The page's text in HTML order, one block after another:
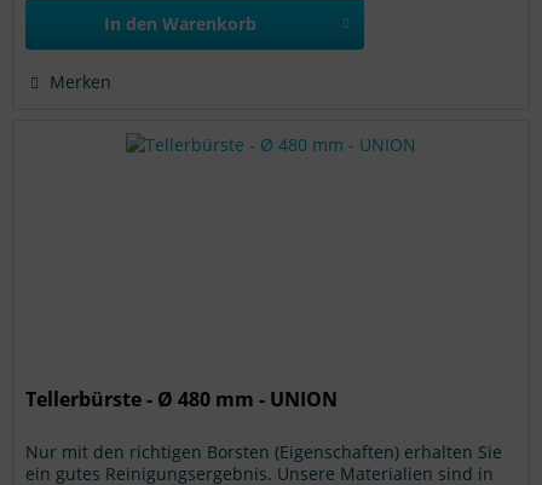
In den Warenkorb
Merken
Tellerbürste - Ø 480 mm - UNION
Nur mit den richtigen Borsten (Eigenschaften) erhalten Sie
ein gutes Reinigungsergebnis. Unsere Materialien sind in